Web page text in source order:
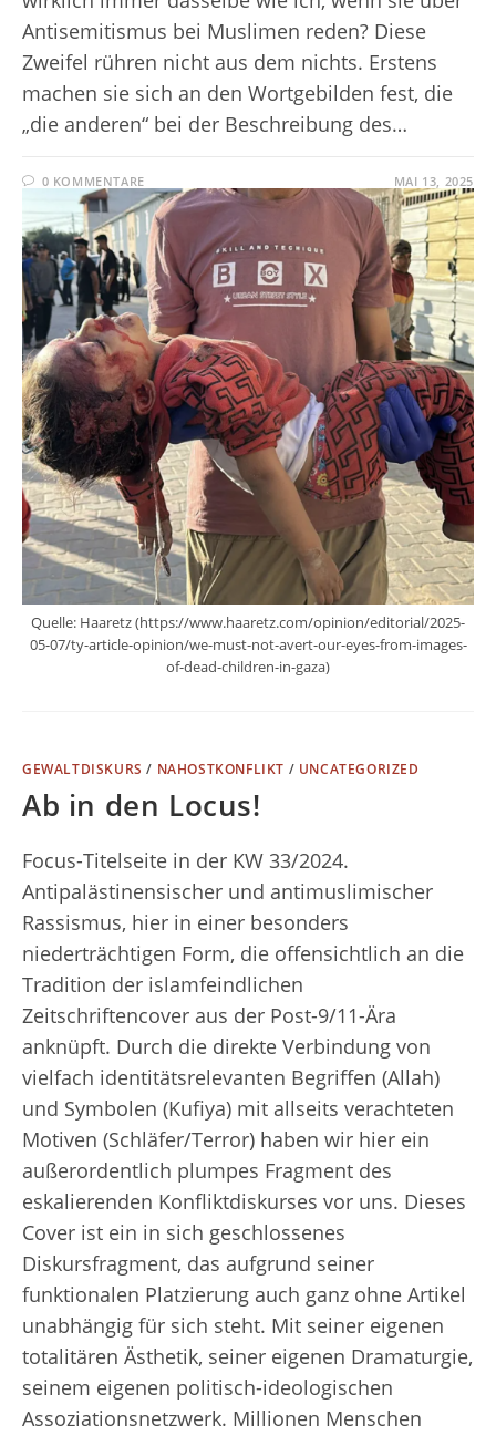
Antisemitismus bei Muslimen reden? Diese
Zweifel rühren nicht aus dem nichts. Erstens
machen sie sich an den Wortgebilden fest, die
„die anderen“ bei der Beschreibung des…
0 KOMMENTARE MAI 13, 2025
Quelle: Haaretz (https://www.haaretz.com/opinion/editorial/2025-
05-07/ty-article-opinion/we-must-not-avert-our-eyes-from-images-
of-dead-children-in-gaza)
GEWALTDISKURS / NAHOSTKONFLIKT / UNCATEGORIZED
Ab in den Locus!
Focus-Titelseite in der KW 33/2024.
Antipalästinensischer und antimuslimischer
Rassismus, hier in einer besonders
niederträchtigen Form, die offensichtlich an die
Tradition der islamfeindlichen
Zeitschriftencover aus der Post-9/11-Ära
anknüpft. Durch die direkte Verbindung von
vielfach identitätsrelevanten Begriffen (Allah)
und Symbolen (Kufiya) mit allseits verachteten
Motiven (Schläfer/Terror) haben wir hier ein
außerordentlich plumpes Fragment des
eskalierenden Konfliktdiskurses vor uns. Dieses
Cover ist ein in sich geschlossenes
Diskursfragment, das aufgrund seiner
funktionalen Platzierung auch ganz ohne Artikel
unabhängig für sich steht. Mit seiner eigenen
totalitären Ästhetik, seiner eigenen Dramaturgie,
seinem eigenen politisch-ideologischen
Assoziationsnetzwerk. Millionen Menschen